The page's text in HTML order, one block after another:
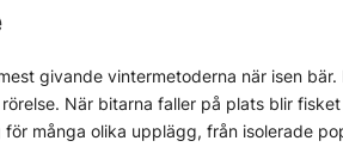
givande vintermetoderna när isen
När bitarna faller på plats blir
för många olika upplägg, från isolerade